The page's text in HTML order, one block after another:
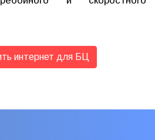
интернет для БЦ